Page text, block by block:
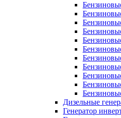
Дизельные
Генератор